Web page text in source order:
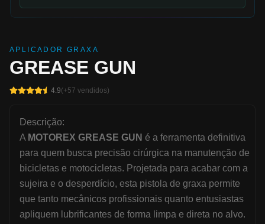
APLICADOR GRAXA
GREASE GUN
4.9(+57 vendidos)
Descrição:
A MOTOREX GREASE GUN é a ferramenta definitiva
para quem busca precisão cirúrgica na manutenção de
bicicletas e motocicletas. Projetada para acabar com a
sujeira e o desperdício, esta pistola de graxa permite
que tanto mecânicos profissionais quanto entusiastas
apliquem lubrificantes de forma limpa e direta no alvo.